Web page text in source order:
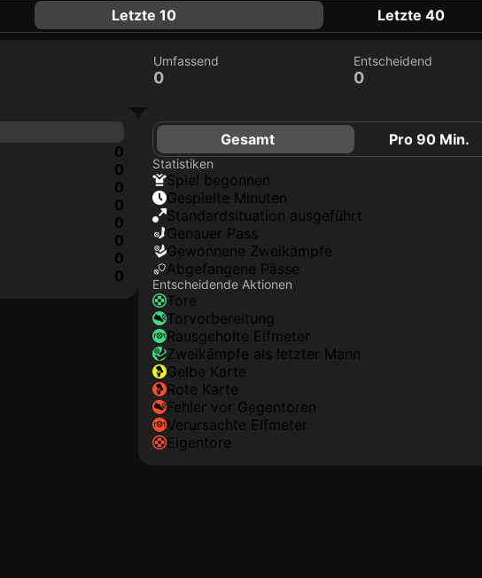
Letzte 10 Letzte 40
Umfassend
0
Entscheidend
0
0
0
0
0
0
0
0
0
Gesamt Pro 90 Min.
Statistiken
Spiel begonnen
Gespielte Minuten
Standardsituation ausgeführt
genauer Pass
Gewonnene Zweikämpfe
Abgefangene Pässe
Entscheidende Aktionen
Tore
Torvorbereitung
rausgeholte Elfmeter
Zweikämpfe als letzter Mann
gelbe Karte
rote Karte
Fehler vor Gegentoren
Verursachte Elfmeter
Eigentore